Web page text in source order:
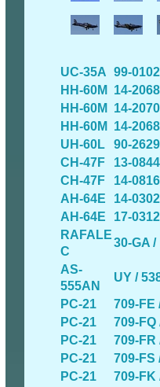
UC-35A 99-0102
HH-60M
14-
HH-60M
14-
HH-60M
14-
UH-60L
90-
CH-47F
13-
CH-47F
14-
AH-64E
14-
AH-64E
17-
RAFALE
C
30-GA /
AS-
555AN
UY /
PC-21
709-FE
PC-21
709-FQ
PC-21
709-FR
PC-21
709-FS
PC-21
709-FK